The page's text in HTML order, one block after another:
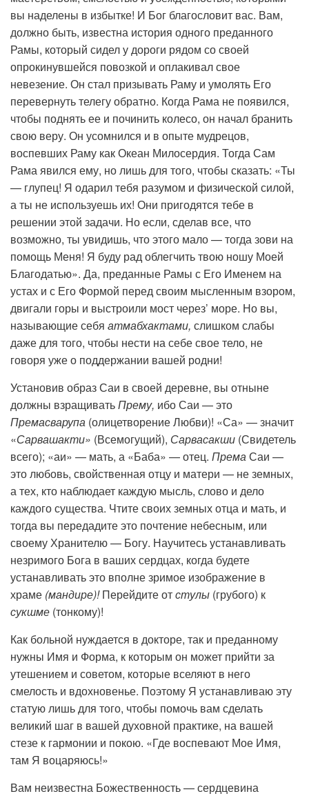
вы наделены в избытке! И Бог благословит вас. Вам,
должно быть, известна история одного преданного
Рамы, который сидел у дороги рядом со своей
опрокинувшейся повозкой и оплакивал свое
невезение. Он стал призывать Раму и умолять Его
перевернуть телегу обратно. Когда Рама не появился,
чтобы поднять ее и починить колесо, он начал бранить
свою веру. Он усомнился и в опыте мудрецов,
воспевших Раму как Океан Милосердия. Тогда Сам
Рама явился ему, но лишь для того, чтобы сказать: «Ты
— глупец! Я одарил тебя разумом и физической силой,
а ты не используешь их! Они пригодятся тебе в
решении этой задачи. Но если, сделав все, что
возможно, ты увидишь, что этого мало — тогда зови на
помощь Меня! Я буду рад облегчить твою ношу Моей
Благодатью». Да, преданные Рамы с Его Именем на
устах и с Его Формой перед своим мысленным взором,
двигали горы и выстроили мост через’ море. Но вы,
называющие себя атмабхактами, слишком слабы
даже для того, чтобы нести на себе свое тело, не
говоря уже о поддержании вашей родни!
Установив образ Саи в своей деревне, вы отныне
должны взращиватьПрему, ибо Саи — это
Премасварупа (олицетворение Любви)! «Са» — значит
«Сарвашакти» (Всемогущий), Сарвасакши (Свидетель
всего); «аи» — мать, а «Баба» — отец. ПремаСаи —
это любовь, свойственная отцу и матери — не земных,
а тех, кто наблюдает каждую мысль, слово и дело
каждого существа. Чтите своих земных отца и мать, и
тогда вы передадите это почтение небесным, или
своему Хранителю — Богу. Научитесь устанавливать
незримого Бога в ваших сердцах, когда будете
устанавливать это вполне зримое изображение в
храме (мандире)!Перейдите отстулы (грубого) к
сукшме (тонкому)!
Как больной нуждается в докторе, так и преданному
нужны Имя и Форма, к которым он может прийти за
утешением и советом, которые вселяют в него
смелость и вдохновенье. Поэтому Я устанавливаю эту
статую лишь для того, чтобы помочь вам сделать
великий шаг в вашей духовной практике, на вашей
стезе к гармонии и покою. «Где воспевают Мое Имя,
там Я воцаряюсь!»
Вам неизвестна Божественность — сердцевина